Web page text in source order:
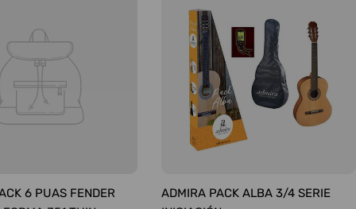
6 PUAS FENDER
ADMIRA PACK ALBA 3/4 SERIE